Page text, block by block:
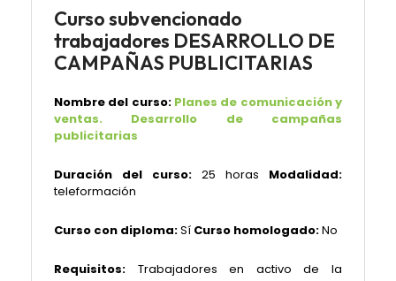
Curso subvencionado
trabajadores DESARROLLO DE
CAMPAÑAS PUBLICITARIAS
Nombre del curso: Planes de comunicación y
ventas. Desarrollo de campañas
publicitarias
Duración del curso: 25 horas Modalidad:
teleformación
Curso con diploma:Sí Curso homologado:No
Requisitos: Trabajadores en activo de la